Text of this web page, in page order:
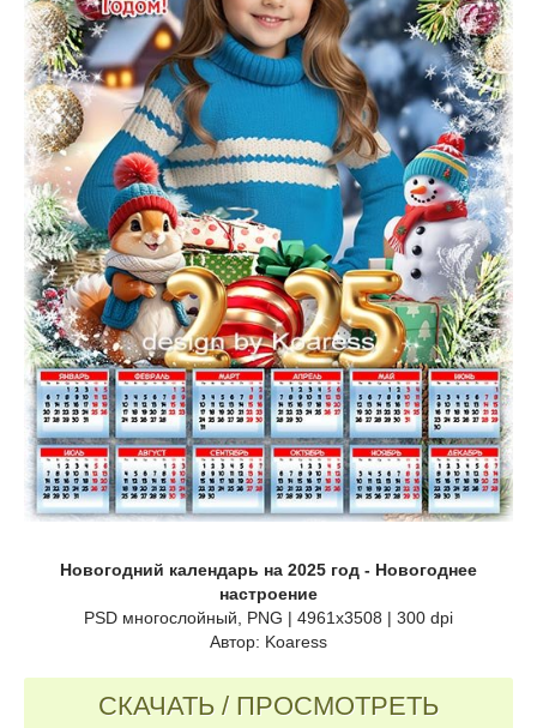
Новогодний календарь на 2025 год - Новогоднее
настроение
PSD многослойный, PNG | 4961x3508 | 300 dpi
Автор: Koaress
СКАЧАТЬ / ПРОСМОТРЕТЬ